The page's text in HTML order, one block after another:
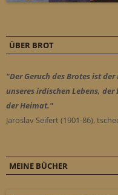
ÜBER BROT
"Der Geruch des Brotes ist
unseres irdischen Lebens,
der Heimat."
Jaroslav Seifert (1901-86),
MEINE BÜCHER